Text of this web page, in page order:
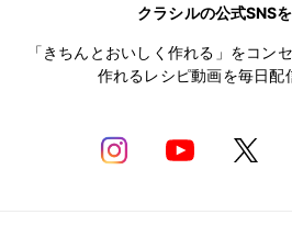
クラシルの公式SNS
「きちんとおいしく作れる」をコン
作れるレシピ動画を毎日配